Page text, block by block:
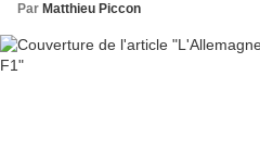
Par Matthieu Piccon